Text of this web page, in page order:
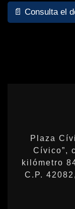
📄 Consulta el
Plaza
Cívico”,
kilómetro
C.P.